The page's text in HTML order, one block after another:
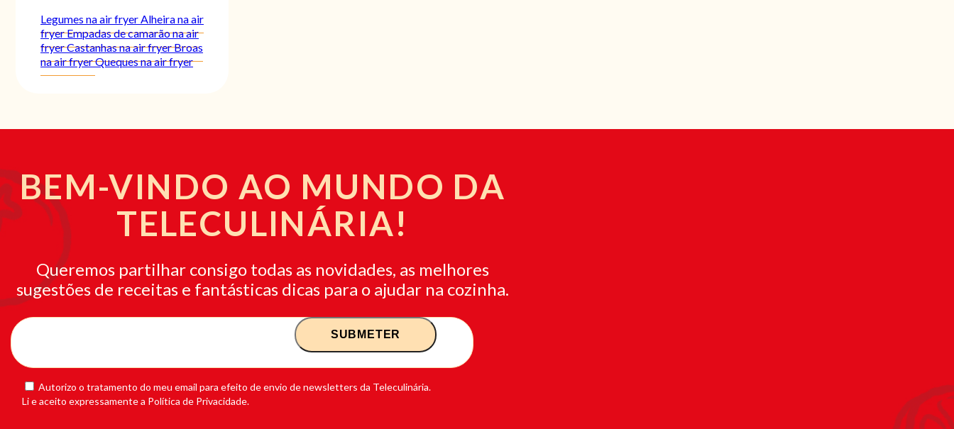
Legumes na air fryerAlheira na air
fryerEmpadas de camarão na air
fryerCastanhas na air fryerBroas
na air fryerQueques na air fryer
BEM-VINDO AO MUNDO DA
TELECULINÁRIA!
Queremos partilhar consigo todas as novidades, as melhores
sugestões de receitas e fantásticas dicas para o ajudar na cozinha.
Autorizo o tratamento do meu email para efeito de envio de newsletters da Teleculinária.
Li e aceito expressamente a Política de Privacidade.